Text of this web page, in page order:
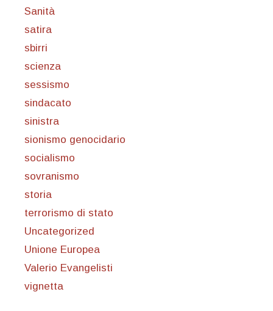
Sanità
satira
sbirri
scienza
sessismo
sindacato
sinistra
sionismo genocidario
socialismo
sovranismo
storia
terrorismo di stato
Uncategorized
Unione Europea
Valerio Evangelisti
vignetta